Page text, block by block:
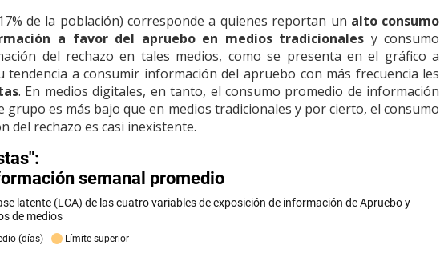
de la población)corresponde a quienes reportan un alto consumo
a favor del apruebo en medios tradicionales y consumo
del rechazo en tales medios, como se presenta en el gráfico a
tendencia a consumir información del apruebo con más frecuencia les
. En medios digitales, en tanto, el consumo promedio de información
es más bajo que en medios tradicionales y por cierto, el consumo
del rechazo es casi inexistente.